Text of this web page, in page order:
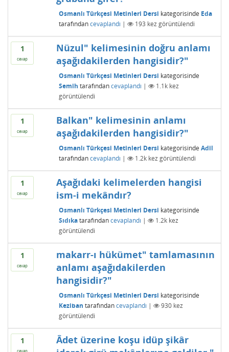
Osmanlı Türkçesi Metinleri Dersi kategorisinde Eda
tarafından cevaplandı | 193 kez görüntülendi
1
cevap
Nüzul" kelimesinin doğru anlamı
aşağıdakilerden hangisidir?"
Osmanlı Türkçesi Metinleri Dersi kategorisinde
Semih tarafından cevaplandı | 1.1kkez
görüntülendi
1
cevap
Balkan" kelimesinin anlamı
aşağıdakilerden hangisidir?"
Osmanlı Türkçesi Metinleri Dersi kategorisinde Adil
tarafından cevaplandı | 1.2kkez görüntülendi
1
cevap
Aşağıdaki kelimelerden hangisi
ism-i mekândır?
Osmanlı Türkçesi Metinleri Dersi kategorisinde
Sıdıka tarafından cevaplandı | 1.2kkez
görüntülendi
1
cevap
makarr-ı hükümet" tamlamasının
anlamı aşağıdakilerden
hangisidir?"
Osmanlı Türkçesi Metinleri Dersi kategorisinde
Keziban tarafından cevaplandı | 930kez
görüntülendi
1
cevap
Âdet üzerine koşu idüp şikâr